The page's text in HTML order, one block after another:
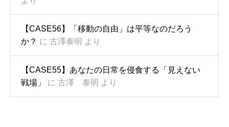
【CASE56】「移動の自由」は平等なのだろう
か？ に 古澤泰明 より
【CASE55】あなたの日常を侵食する「見えない
戦場」
に 古澤 泰明 より